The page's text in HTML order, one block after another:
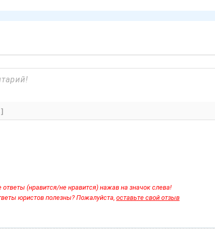
ответы (нравится/не нравится) нажав на значок слева!
юристов полезны? Пожалуйста, оставьте свой отзыв